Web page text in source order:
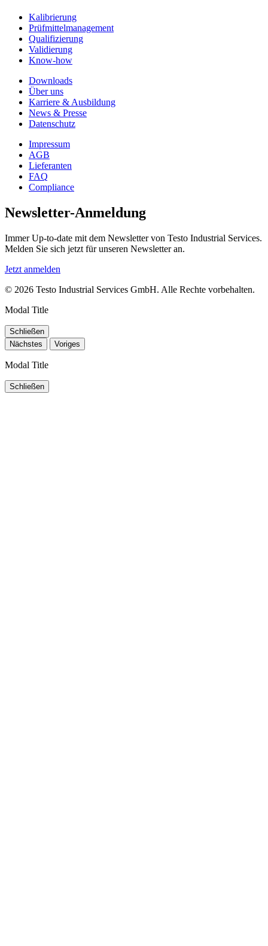
Kalibrierung
Prüfmittelmanagement
Qualifizierung
Validierung
Know-how
Downloads
Über uns
Karriere & Ausbildung
News & Presse
Datenschutz
Impressum
AGB
Lieferanten
FAQ
Compliance
Newsletter-Anmeldung
Immer Up-to-date mit dem Newsletter von Testo Industrial Services.
Melden Sie sich jetzt für unseren Newsletter an.
Jetzt anmelden
© 2026 Testo Industrial Services GmbH. Alle Rechte vorbehalten.
Modal Title
Schließen
Nächstes
Voriges
Modal Title
Schließen